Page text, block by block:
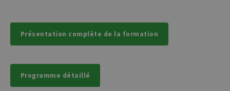
Présentation complète de la formation
Programme détaillé